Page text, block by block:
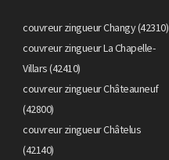
couvreur zingueur Changy (42310)
couvreur zingueur La Chapelle-
Villars (42410)
couvreur zingueur Châteauneuf
(42800)
couvreur zingueur Châtelus
(42140)